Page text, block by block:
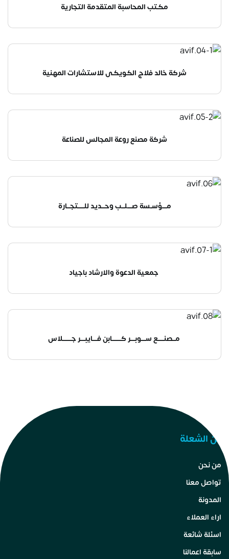
مكتب المحاسبة المتقدمة التجارية
شركة خالد فلاج الكويكى للاستشارات المهنية
شركة مصنع روعة المجالس للصناعة
مـــؤسـسة صـــلــب وحــديد للــــتجــارة
جمعية الدعوة والارشاد باجياد
مــصنــــع ســـوبـــر كــــــابن فـــايبـــر جــــــلاس
عن الشعلة
من نحن
تواصل معنا
المدونة
اراء العملاء
اسئلة شائعة
سابقة اعمالنا